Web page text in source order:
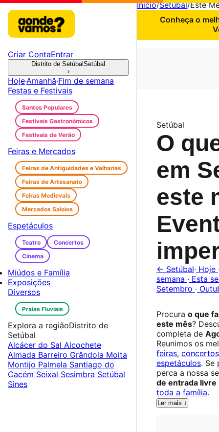
Início/Setúbal/Este
Conheça o
Setúbal
O
em
este
← Setúbal· Hoje
semana · Esta
Setembro ·
Procura o que
este mês?
completa de
Reunimos os
feiras, concertos
espetáculos. Se
perca a nossa
de entrada livre
toda a família.
Ler mais ↓
Criar ContaEntrar
Distrito de SetúbalSetúbal
›
Hoje·Amanhã·Fim de semana
Festas e Festivais
Santos Populares
Festivais Gastronómicos
Festivais de Verão
Feiras e Mercados
Feiras de Antiguidades e Velharias
Feiras de Artesanato
Feiras Medievais
Mercados Saloios
Espetáculos
Teatro
Concertos
Cinema
Miúdos e Família
Exposições
Diversos
Praias Fluviais
Explora a regiãoDistrito de
Setúbal
Alcácer do Sal Alcochete
Almada Barreiro Grândola Moita
Montijo Palmela Santiago do
Cacém Seixal Sesimbra Setúbal
Sines